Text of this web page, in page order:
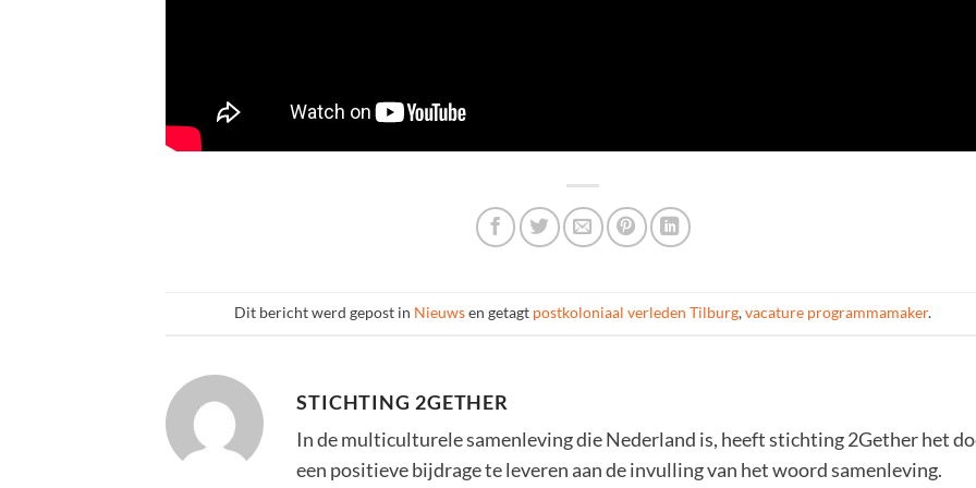
Dit bericht werd gepost in Nieuwsen getagt postkoloniaal verleden Tilburg,vacature programmamaker.
STICHTING 2GETHER
In de multiculturele samenleving die Nederland is, heeft stichting 2Gether het
een positieve bijdrage te leveren aan de invulling van het woord samenleving.